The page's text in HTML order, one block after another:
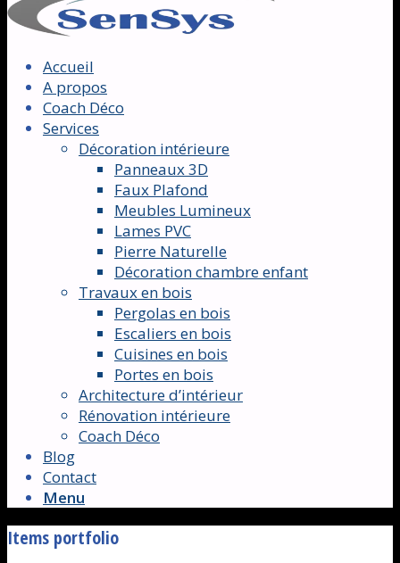
Accueil
A propos
Coach Déco
Services
Décoration intérieure
Panneaux 3D
Faux Plafond
Meubles Lumineux
Lames PVC
Pierre Naturelle
Décoration chambre enfant
Travaux en bois
Pergolas en bois
Escaliers en bois
Cuisines en bois
Portes en bois
Architecture d’intérieur
Rénovation intérieure
Coach Déco
Blog
Contact
Menu
Items portfolio